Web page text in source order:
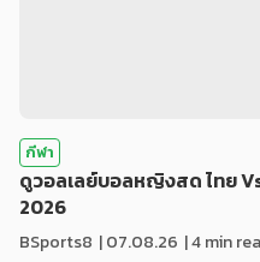
กีฬา
ดูวอลเลย์บอลหญิงสด ไทย
2026
BSports8 |07.08.26 | 4 min